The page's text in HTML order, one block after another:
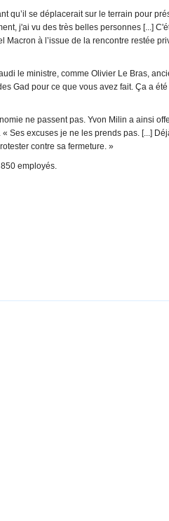
qu’il se déplacerait sur le terrain pour
j'ai vu des très belles personnes [...]
à l’issue de la rencontre restée
le ministre, comme Olivier Le Bras,
Gad pour ce que vous avez fait. Ça a
ne passent pas. Yvon Milin a ainsi
excuses je ne les prends pas. [...]
contre sa fermeture. »
employés.